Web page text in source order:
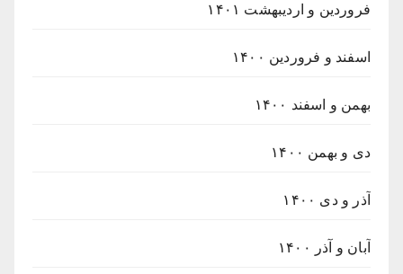
فروردین و اردیبهشت ۱۴۰۱
اسفند و فروردین ۱۴۰۰
بهمن و اسفند ۱۴۰۰
دی و بهمن ۱۴۰۰
آذر و دی ۱۴۰۰
آبان و آذر ۱۴۰۰